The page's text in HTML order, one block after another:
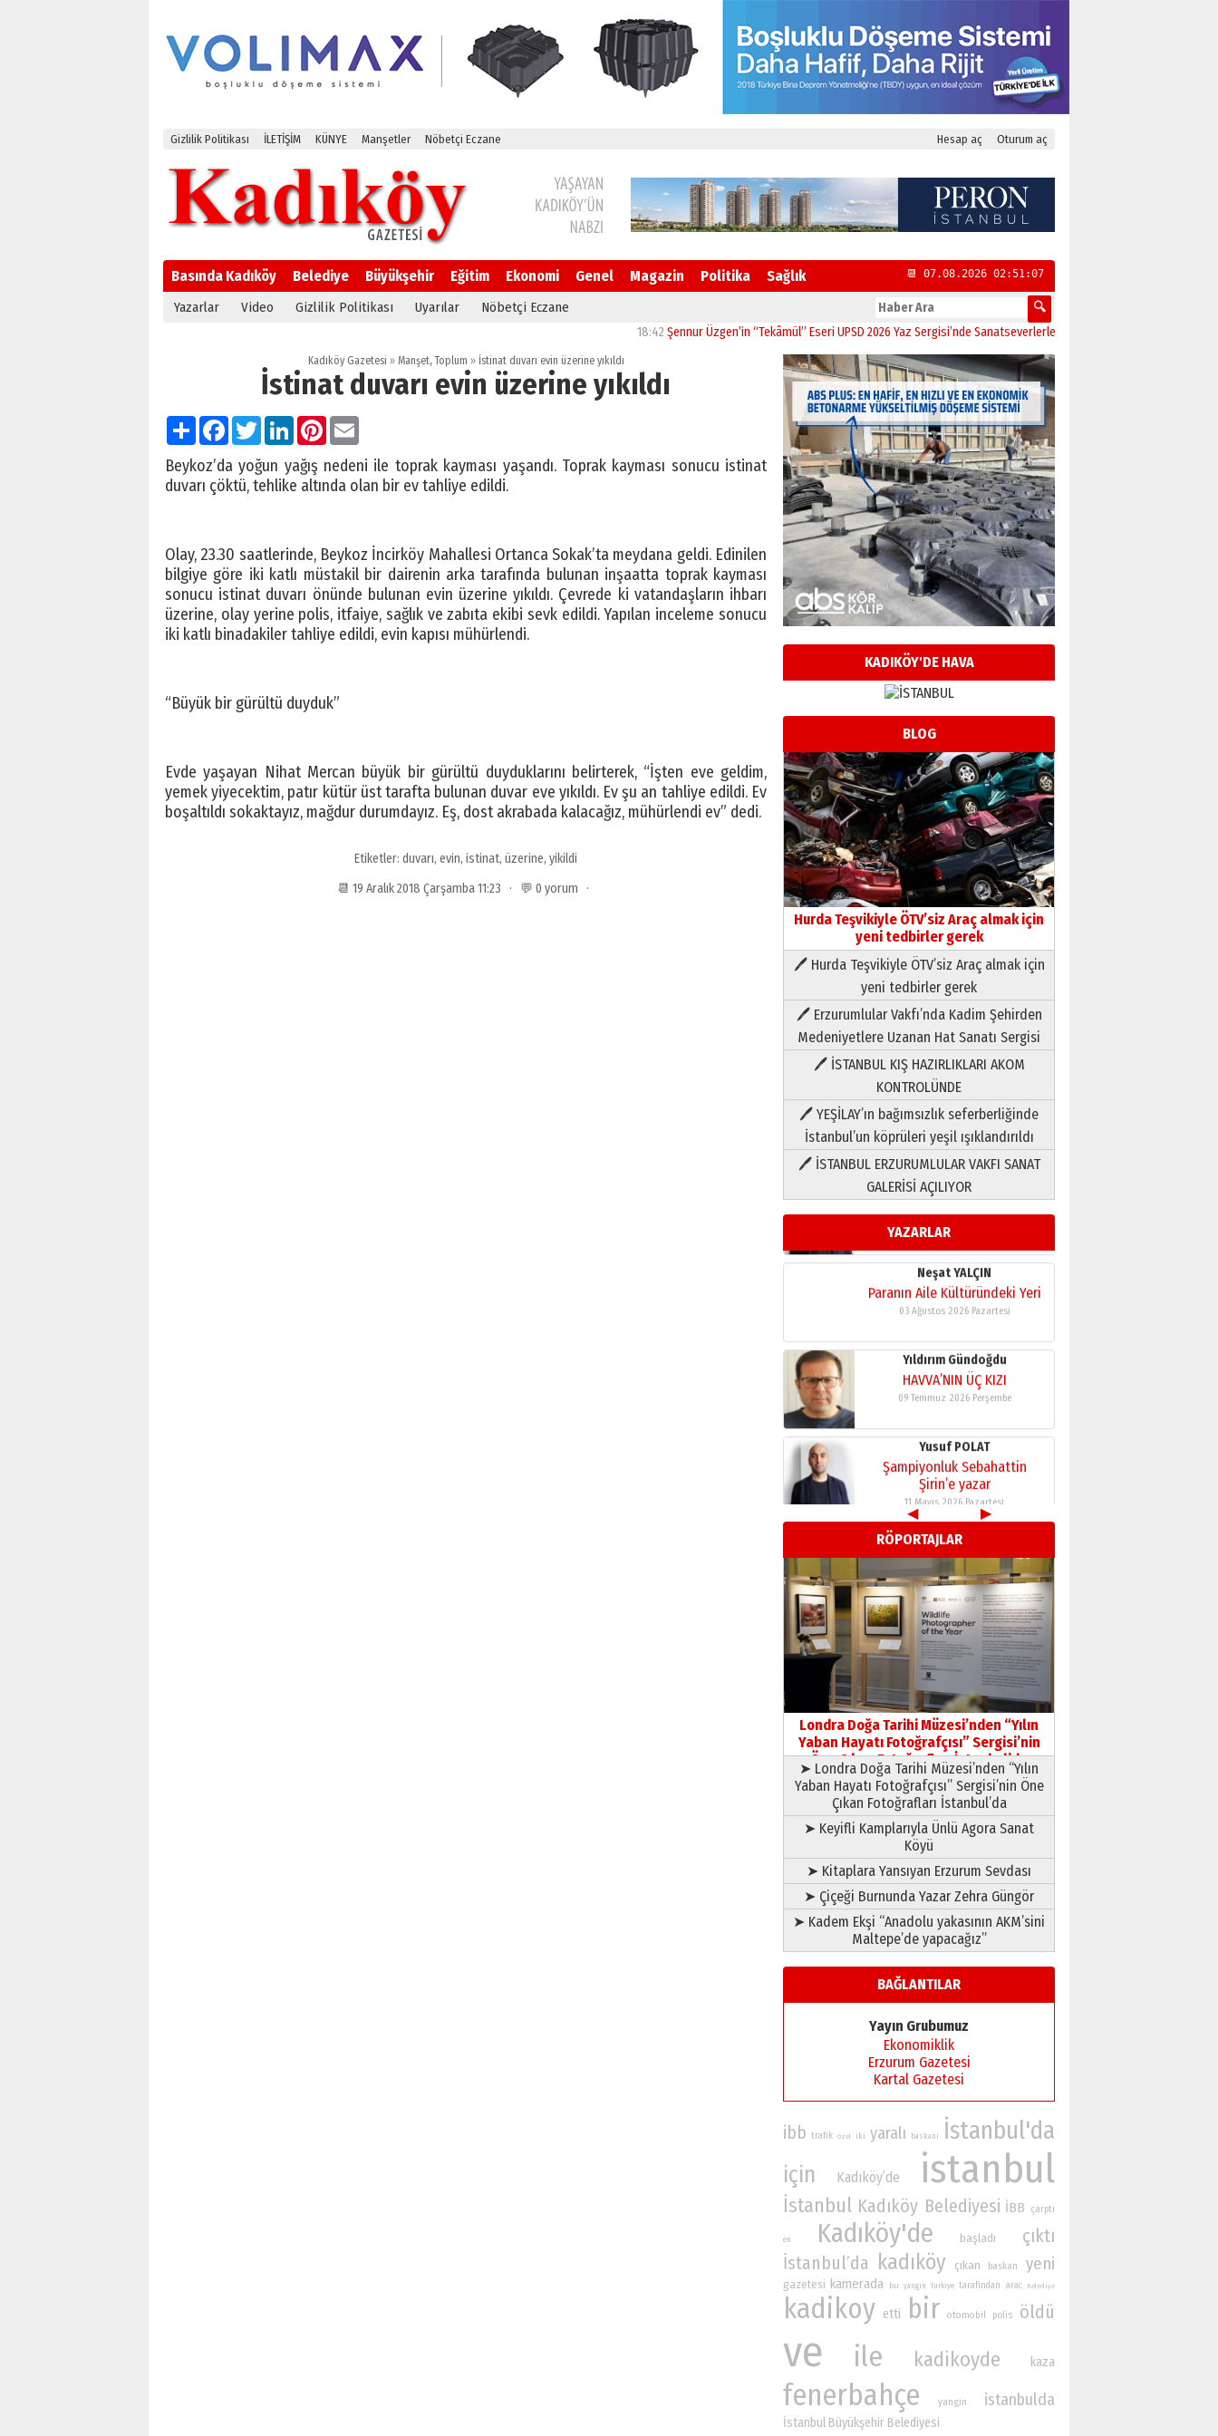
Gizlilik Politikası İLETİŞİM KÜNYE Manşetler Nöbetçi Eczane Hesap aç Oturum aç
Basında Kadıköy Belediye Büyükşehir Eğitim Ekonomi Genel Magazin Politika Sağlık 📆 07.08.2026 02:51:08
Yazarlar Video Gizlilik Politikası Uyarılar Nöbetçi Eczane
Şennur Üzgen’in “Tekâmül” Eseri UPSD 2026 Yaz Sergisi’nde Sanatseverlerle Buluştu
Kadıköy Gazetesi » Manşet,Toplum »İstinat duvarı evin üzerine yıkıldı
İstinat duvarı evin üzerine yıkıldı
PaylaşFacebook
TwitterLinkedInPinterest
Beykoz’da yoğun yağış nedeni ile toprak kayması yaşandı. Toprak kayması sonucu istinat
duvarı çöktü, tehlike altında olan bir ev tahliye edildi.
Olay, 23.30 saatlerinde, Beykoz İncirköy Mahallesi Ortanca Sokak’ta meydana geldi. Edinilen
bilgiye göre iki katlı müstakil bir dairenin arka tarafında bulunan inşaatta toprak kayması
sonucu istinat duvarı önünde bulunan evin üzerine yıkıldı. Çevrede ki vatandaşların ihbarı
üzerine, olay yerine polis, itfaiye, sağlık ve zabıta ekibi sevk edildi. Yapılan inceleme sonucu
iki katlı binadakiler tahliye edildi, evin kapısı mühürlendi.
“Büyük bir gürültü duyduk”
Evde yaşayan Nihat Mercan büyük bir gürültü duyduklarını belirterek, “İşten eve geldim,
yemek yiyecektim, patır kütür üst tarafta bulunan duvar eve yıkıldı. Ev şu an tahliye edildi. Ev
boşaltıldı sokaktayız, mağdur durumdayız. Eş, dost akrabada kalacağız, mühürlendi ev” dedi.
Etiketler: duvarı, evin, istinat, üzerine, yikildi
📆 19 Aralık 2018 Çarşamba 11:23 · 💬 0 yorum ·
KADIKÖY'DE HAVA
BLOG
Hurda Teşvikiyle ÖTV’siz Araç almak için
yeni tedbirler gerek
🖊 Hurda Teşvikiyle ÖTV’siz Araç almak için
yeni tedbirler gerek
🖊 Erzurumlular Vakfı’nda Kadim Şehirden
Medeniyetlere Uzanan Hat Sanatı Sergisi
🖊 İSTANBUL KIŞ HAZIRLIKLARI AKOM
KONTROLÜNDE
🖊 YEŞİLAY’ın bağımsızlık seferberliğinde
İstanbul’un köprüleri yeşil ışıklandırıldı
🖊 İSTANBUL ERZURUMLULAR VAKFI SANAT
GALERİSİ AÇILIYOR
YAZARLAR
Neşat YALÇIN
Paranın Aile Kültüründeki Yeri
03 Ağustos 2026 Pazartesi
Yıldırım Gündoğdu
HAVVA’NIN ÜÇ KIZI
09 Temmuz 2026 Perşembe
Yusuf POLAT
Şampiyonluk Sebahattin
Şirin’e yazar
11 Mayıs 2026 Pazartesi
Neşat YALÇIN
Paranın Aile Kültüründeki Yeri
03 Ağustos 2026 Pazartesi
Yıldırım Gündoğdu
HAVVA’NIN ÜÇ KIZI
09 Temmuz 2026 Perşembe
Yusuf POLAT
Şampiyonluk Sebahattin
Şirin’e yazar
11 Mayıs 2026 Pazartesi
Neşat YALÇIN
Paranın Aile Kültüründeki Yeri
03 Ağustos 2026 Pazartesi
Yıldırım Gündoğdu
HAVVA’NIN ÜÇ KIZI
09 Temmuz 2026 Perşembe
Yusuf POLAT
Şampiyonluk Sebahattin
Şirin’e yazar
11 Mayıs 2026 Pazartesi
◀
▶
RÖPORTAJLAR
Londra Doğa Tarihi Müzesi’nden “Yılın
Yaban Hayatı Fotoğrafçısı” Sergisi’nin
Öne Çıkan Fotoğrafları İstanbul’da
➤ Londra Doğa Tarihi Müzesi’nden “Yılın
Yaban Hayatı Fotoğrafçısı” Sergisi’nin Öne
Çıkan Fotoğrafları İstanbul’da
➤ Keyifli Kamplarıyla Ünlü Agora Sanat
Köyü
➤ Kitaplara Yansıyan Erzurum Sevdası
➤ Çiçeği Burnunda Yazar Zehra Güngör
➤ Kadem Ekşi “Anadolu yakasının AKM’sini
Maltepe’de yapacağız”
BAĞLANTILAR
Yayın Grubumuz
Ekonomiklik
Erzurum Gazetesi
Kartal Gazetesi
ibb trafik özel iki yaralı baskani İstanbul'da
için Kadıköy’de istanbul
İstanbul Kadıköy Belediyesi İBB çarptı
en Kadıköy'de başladı
çıktı
İstanbul’da kadıköy çıkan baskan yeni
gazetesi kamerada bu yangın turkiye tarafından arac Belediye
kadikoy etti bir otomobil polis öldü
ve ile kadikoyde kaza
fenerbahçe yangin istanbulda
İstanbul Büyükşehir Belediyesi